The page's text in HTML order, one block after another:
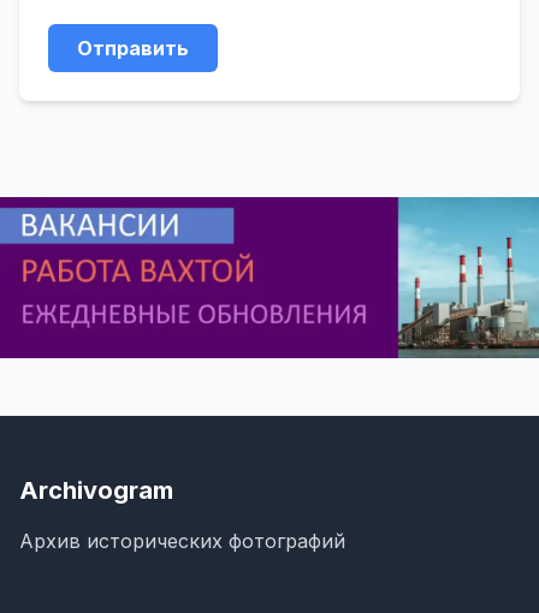
Отправить
Archivogram
Архив исторических фотографий